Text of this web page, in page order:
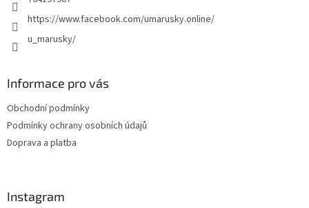
https://www.facebook.com/umarusky.online/
u_marusky/
Informace pro vás
Obchodní podmínky
Podmínky ochrany osobních údajů
Doprava a platba
Instagram